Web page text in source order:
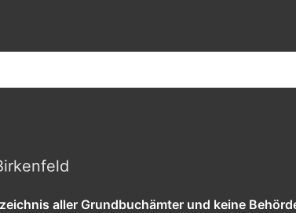
aller Grundbuchämter und keine